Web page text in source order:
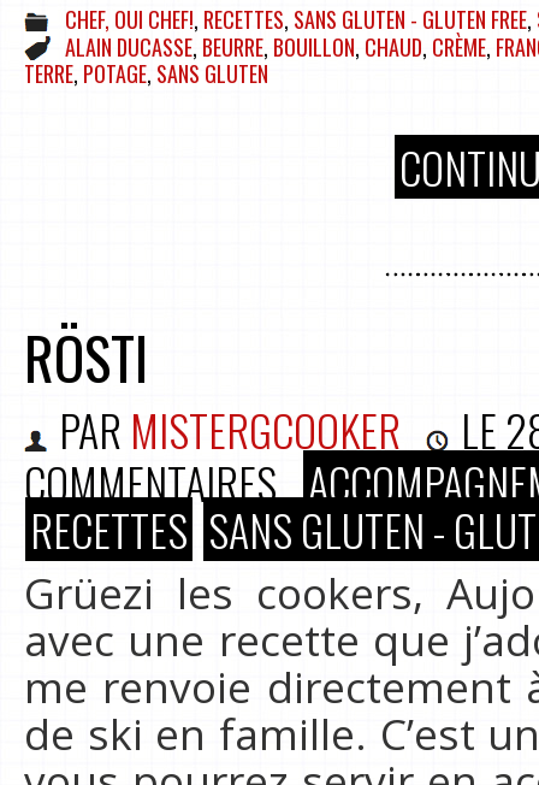
CHEF, OUI CHEF!, RECETTES, SANS GLUTEN - GLUTEN FREE,
ALAIN DUCASSE, BEURRE, BOUILLON, CHAUD, CRÈME,
TERRE, POTAGE, SANS GLUTEN
RÖSTI
PAR MISTERGCOOKER LE
COMMENTAIRES
RECETTES SANS GLUTEN -
Grüezi les cookers,
avec une recette que
me renvoie directement
de ski en famille. C’est